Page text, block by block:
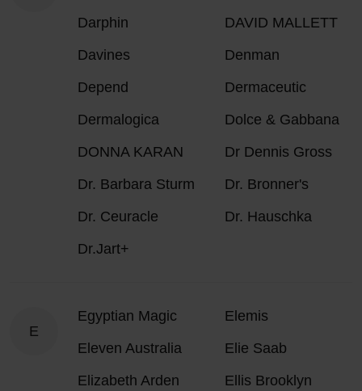
Darphin
DAVID MALLETT
Davines
Denman
Depend
Dermaceutic
Dermalogica
Dolce & Gabbana
DONNA KARAN
Dr Dennis Gross
Dr. Barbara Sturm
Dr. Bronner's
Dr. Ceuracle
Dr. Hauschka
Dr.Jart+
E
Egyptian Magic
Elemis
Eleven Australia
Elie Saab
Elizabeth Arden
Ellis Brooklyn